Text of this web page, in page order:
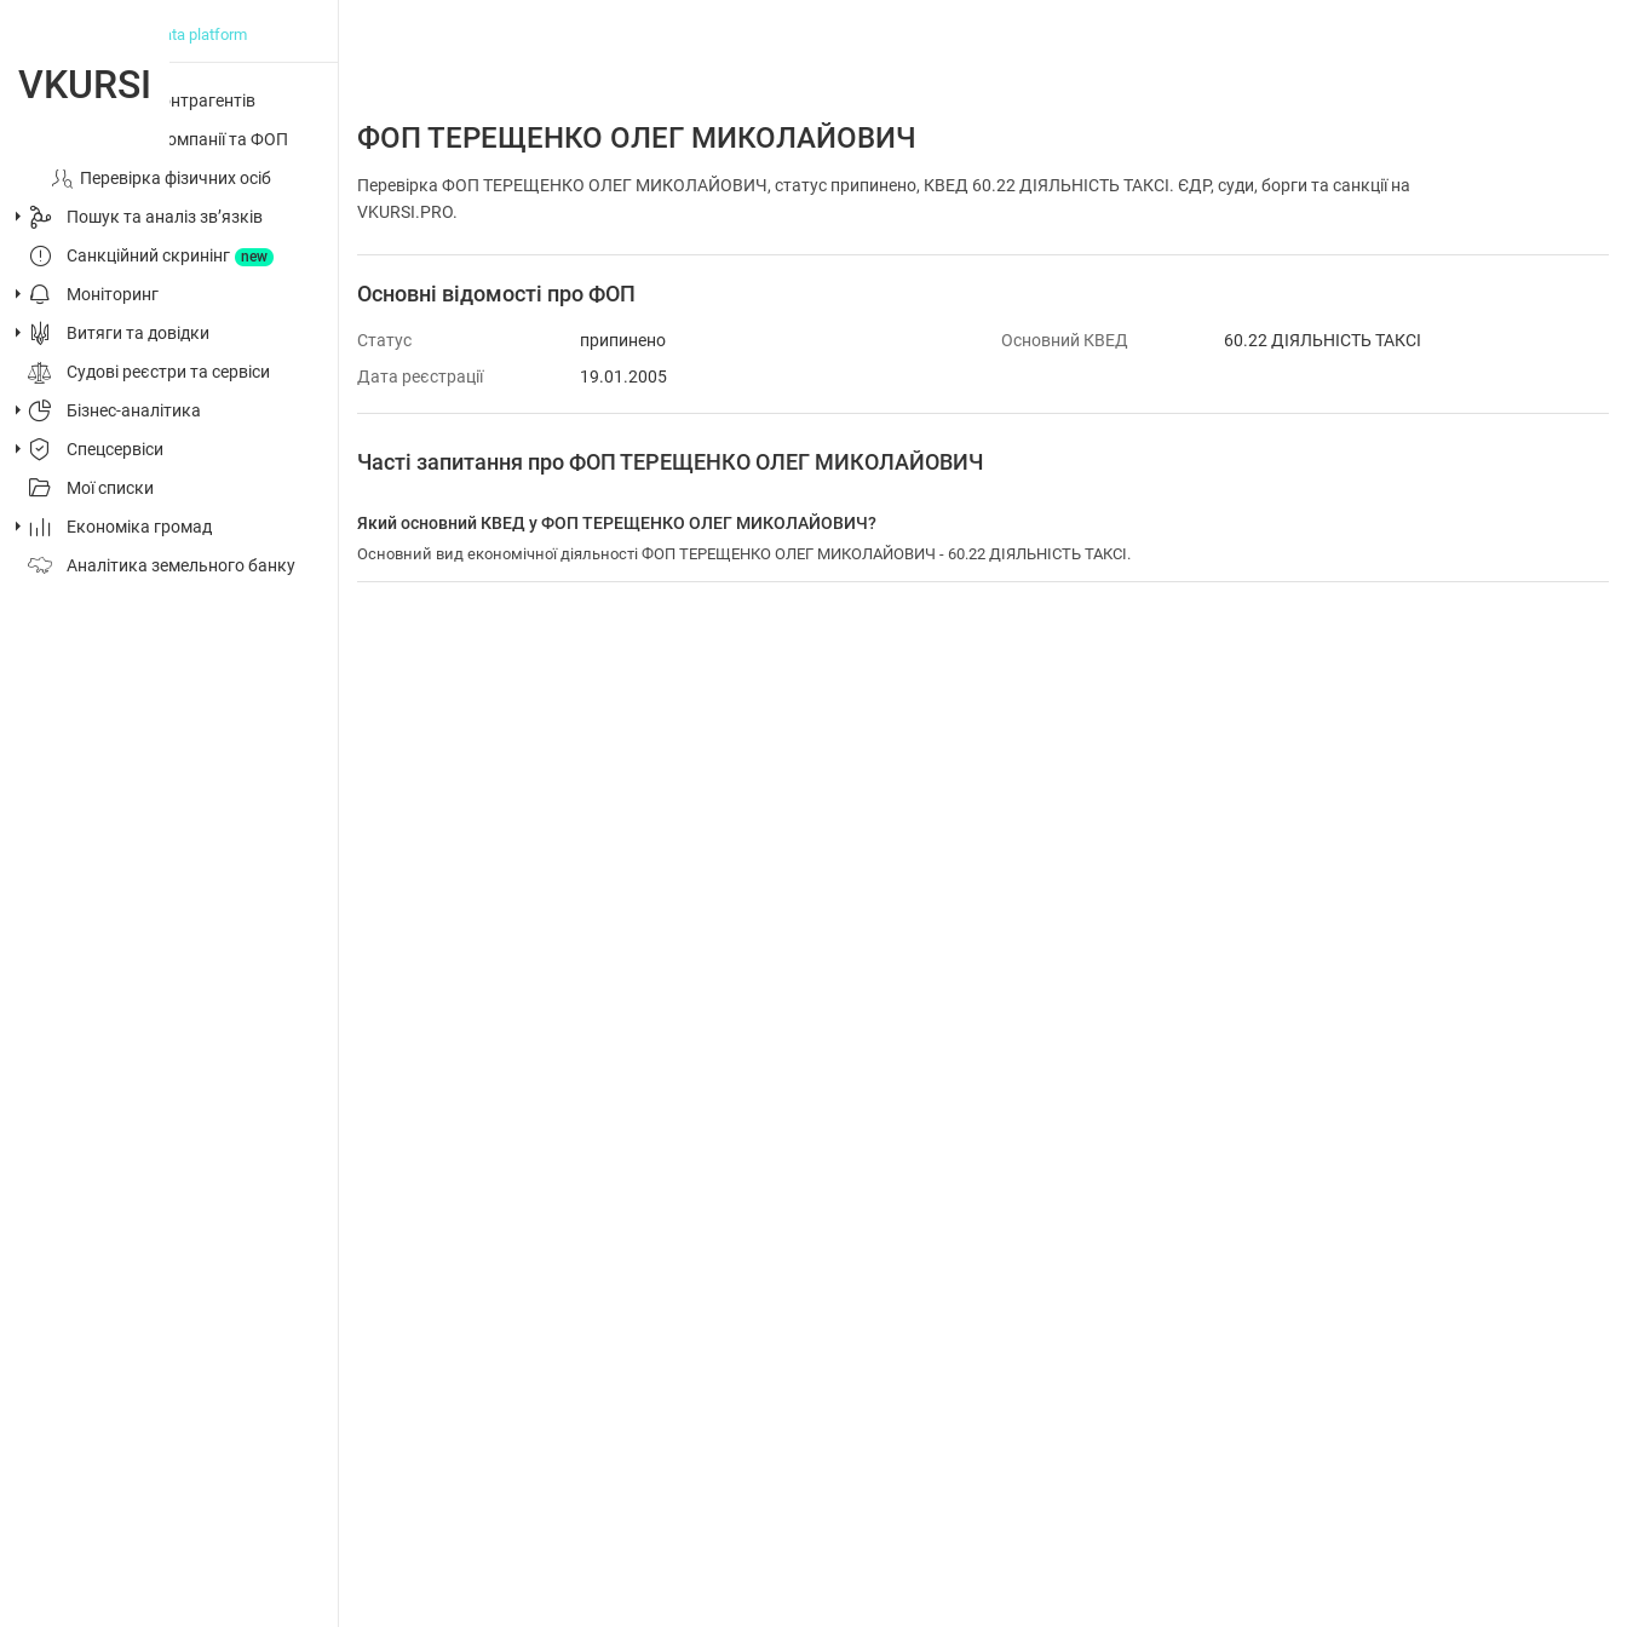
big data platform
Перевірка контрагентів
Досьє на компанії та ФОП
Перевірка фізичних осіб
Пошук та аналіз звʼязків
Санкційний скринінг
new
Моніторинг
Витяги та довідки
Судові реєстри та сервіси
Бізнес-аналітика
Спецсервіси
Мої списки
Економіка громад
Аналітика земельного банку
ФОП ТЕРЕЩЕНКО ОЛЕГ МИКОЛАЙОВИЧ
Перевірка ФОП ТЕРЕЩЕНКО ОЛЕГ МИКОЛАЙОВИЧ, статус припинено, КВЕД 60.22 ДІЯЛЬНІСТЬ ТАКСІ. ЄДР, суди, борги та санкції на
VKURSI.PRO.
Основні відомості про ФОП
Статус припинено Основний КВЕД
60.22 ДІЯЛЬНІСТЬ ТАКСІ
Дата реєстрації
19.01.2005
Часті запитання про ФОП ТЕРЕЩЕНКО ОЛЕГ МИКОЛАЙОВИЧ
Який основний КВЕД у ФОП ТЕРЕЩЕНКО ОЛЕГ МИКОЛАЙОВИЧ?
Основний вид економічної діяльності ФОП ТЕРЕЩЕНКО ОЛЕГ МИКОЛАЙОВИЧ - 60.22 ДІЯЛЬНІСТЬ ТАКСІ.
VKURSI